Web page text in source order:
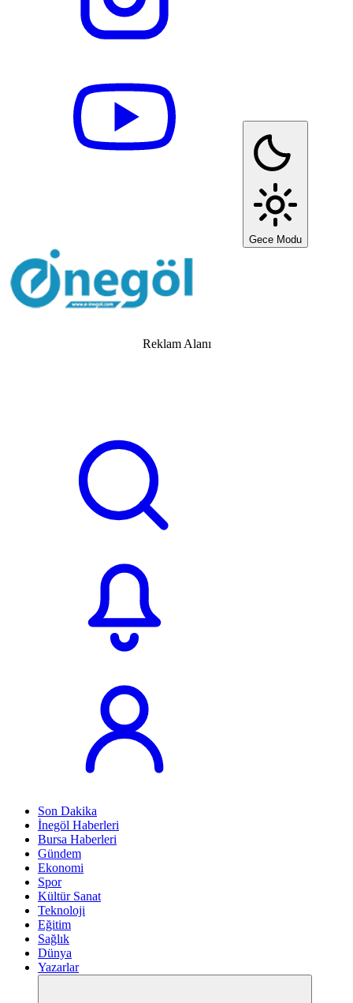
Gece Modu
Reklam Alanı
Son Dakika
İnegöl Haberleri
Bursa Haberleri
Gündem
Ekonomi
Spor
Kültür Sanat
Teknoloji
Eğitim
Sağlık
Dünya
Yazarlar